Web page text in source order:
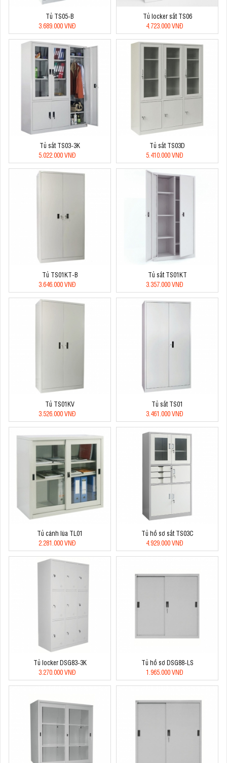
Tủ TS05-B
3.689.000 VNĐ
Tủ locker sắt TS06
4.723.000 VNĐ
Tủ sắt TS03-3K
5.022.000 VNĐ
Tủ sắt TS03D
5.410.000 VNĐ
Tủ TS01KT-B
3.646.000 VNĐ
Tủ sắt TS01KT
3.357.000 VNĐ
Tủ TS01KV
3.526.000 VNĐ
Tủ sắt TS01
3.461.000 VNĐ
Tủ cánh lùa TL01
2.281.000 VNĐ
Tủ hồ sơ sắt TS03C
4.929.000 VNĐ
Tủ locker DSG83-3K
3.270.000 VNĐ
Tủ hồ sơ DSG88-LS
1.965.000 VNĐ